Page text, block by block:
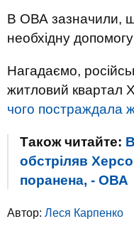
В ОВА зазначили,
необхідну допомогу
Нагадаємо,
житловий квартал
чого постраждала
Також читайте:
обстріляв
поранена, - ОВА
Автор: Леся Карпенко